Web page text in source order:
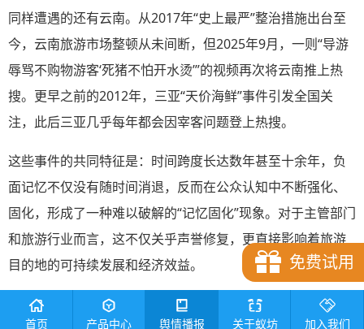
同样遭遇的还有云南。从2017年“史上最严”整治措施出台至
今，云南旅游市场整顿从未间断，但2025年9月，一则“导游
辱骂不购物游客‘死猪不怕开水烫’”的视频再次将云南推上热
搜。更早之前的2012年，三亚“天价海鲜”事件引发全国关
注，此后三亚几乎每年都会因宰客问题登上热搜。
这些事件的共同特征是：时间跨度长达数年甚至十余年，负
面记忆不仅没有随时间消退，反而在公众认知中不断强化、
固化，形成了一种难以破解的“记忆固化”现象。对于主管部门
和旅游行业而言，这不仅关乎声誉修复，更直接影响着旅游
目的地的可持续发展和经济效益。
本文从
专业视角出发，系统分析负面旅游舆情事件记忆
免费试用
首页 产品中心 舆情播报 关于蚁坊 加入我们